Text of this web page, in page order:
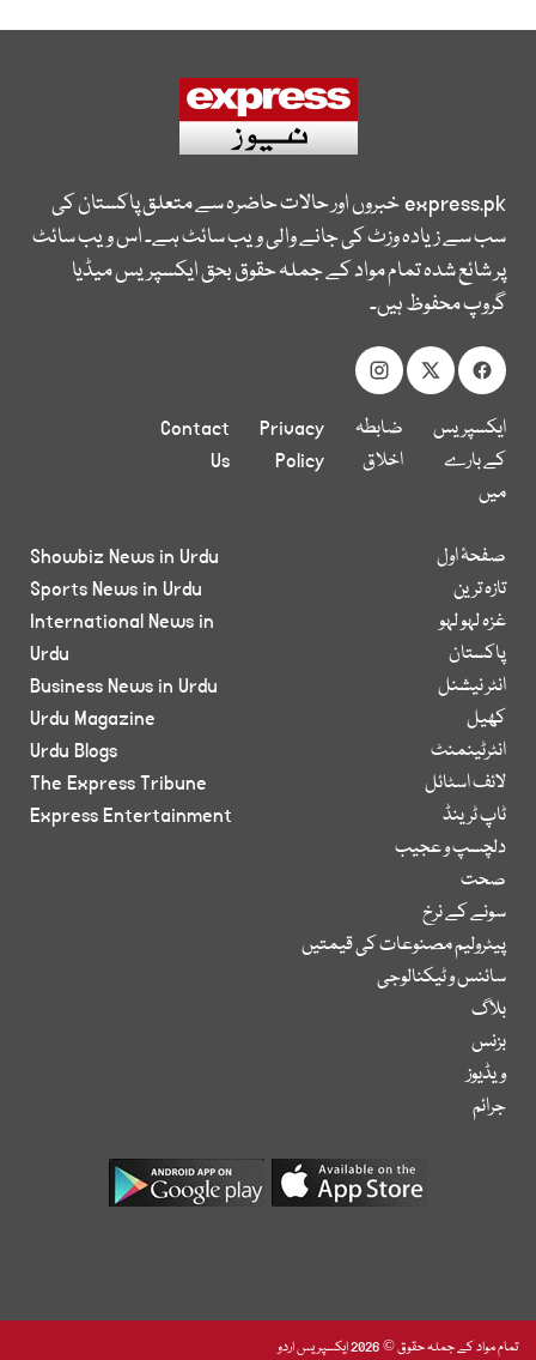
express.pkخبروں اور حالات حاضرہ سے متعلق پاکستان کی
سب سے زیادہ وزٹ کی جانے والی ویب سائٹ ہے۔ اس ویب سائٹ
پر شائع شدہ تمام مواد کے جملہ حقوق بحق ایکسپریس میڈیا
گروپ محفوظ ہیں۔
ایکسپریس
کے بارے
میں
ضابطہ
اخلاق
Privacy
Policy
Contact
Us
صفحۂ اول
تازہ ترین
غزہ لہو لہو
پاکستان
انٹر نیشنل
کھیل
انٹرٹینمنٹ
لائف اسٹائل
ٹاپ ٹرینڈ
دلچسپ و عجیب
صحت
سونے کے نرخ
پیٹرولیم مصنوعات کی قیمتیں
سائنس و ٹیکنالوجی
بلاگ
بزنس
ویڈیوز
جرائم
Showbiz News in Urdu
Sports News in Urdu
International News in
Urdu
Business News in Urdu
Urdu Magazine
Urdu Blogs
The Express Tribune
Express Entertainment
تمام مواد کے جملہ حقوق © 2026 ایکسپریس اردو